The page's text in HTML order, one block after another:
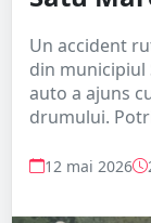
Un accident
din municipiul
auto a ajuns
drumului.
12 mai 2026